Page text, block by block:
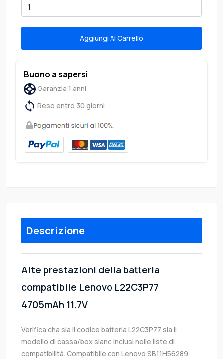
Aggiungi Al Carrello
Buono a sapersi
Garanzia 1 anni
Reso entro 30 giorni
Descrizione
Alte prestazioni della batteria
compatibile Lenovo L22C3P77
4705mAh 11.7V
Verifica cha sia il codice batteria L22C3P77 sia il
modello di cassa/box siano inclusi nelle liste di
compatibilità. Compatibile con Lenovo SB11H56289